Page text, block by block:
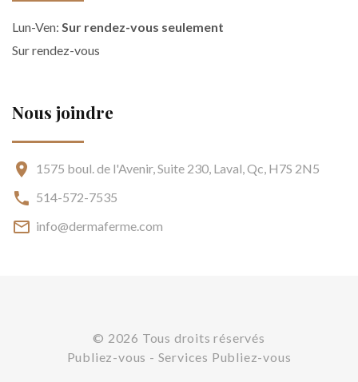
Lun-Ven: Sur rendez-vous seulement
Sur rendez-vous
Nous joindre
1575 boul. de l'Avenir, Suite 230, Laval, Qc, H7S 2N5
514-572-7535
info@dermaferme.com
© 2026 Tous droits réservés
Publiez-vous - Services Publiez-vous